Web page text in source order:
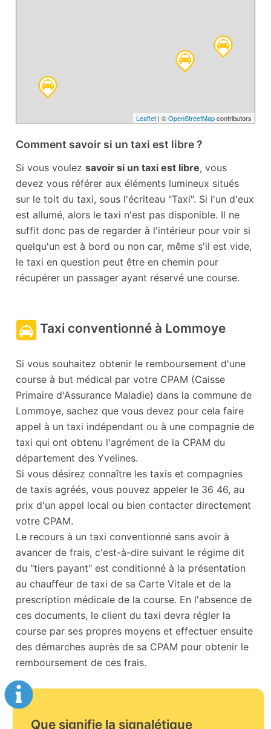
Leaflet| ©OpenStreetMapcontributors
Comment savoir si un taxi est libre ?
Si vous voulezsavoir si un taxi est libre, vous
devez vous référer aux éléments lumineux situés
sur le toit du taxi, sous l'écriteau "Taxi". Si l'un d'eux
est allumé, alors le taxi n'est pas disponible. Il ne
suffit donc pas de regarder à l'intérieur pour voir si
quelqu'un est à bord ou non car, même s'il est vide,
le taxi en question peut être en chemin pour
récupérer un passager ayant réservé une course.
Taxi conventionné à Lommoye
Si vous souhaitez obtenir le remboursement d'une
course à but médical par votre CPAM (Caisse
Primaire d'Assurance Maladie) dans la commune de
Lommoye, sachez que vous devez pour cela faire
appel à un taxi indépendant ou à une compagnie de
taxi qui ont obtenu l'agrément de la CPAM du
département des Yvelines.
Si vous désirez connaître les taxis et compagnies
de taxis agréés, vous pouvez appeler le 36 46, au
prix d'un appel local ou bien contacter directement
votre CPAM.
Le recours à un taxi conventionné sans avoir à
avancer de frais, c'est-à-dire suivant le régime dit
du "tiers payant" est conditionné à la présentation
au chauffeur de taxi de sa Carte Vitale et de la
prescription médicale de la course. En l'absence de
ces documents, le client du taxi devra régler la
course par ses propres moyens et effectuer ensuite
des démarches auprès de sa CPAM pour obtenir le
remboursement de ces frais.
Que signifie la signalétique